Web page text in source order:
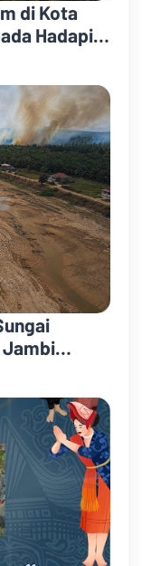
di Kota
Hadapi
Jambi
dan